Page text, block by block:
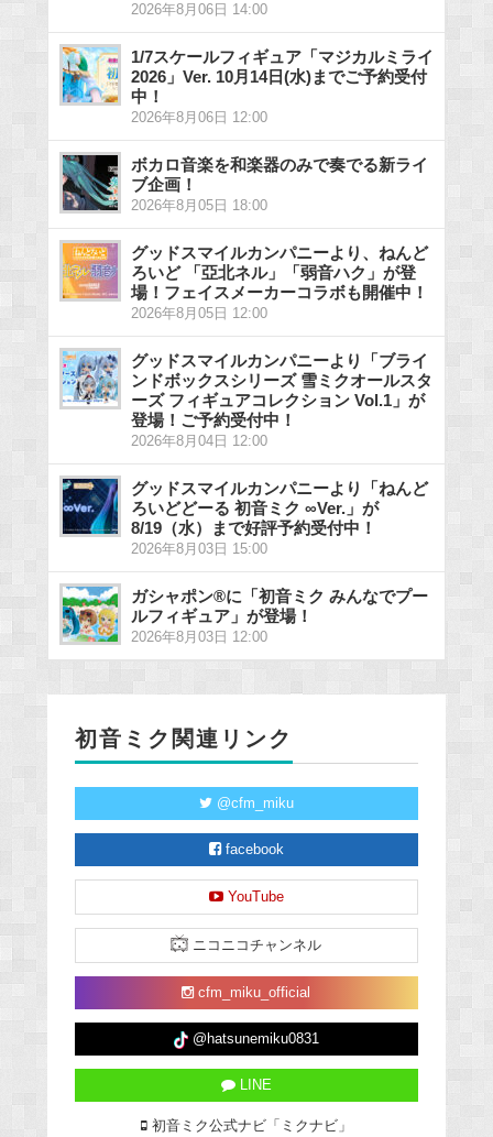
2026年8月06日 14:00
1/7スケールフィギュア「マジカルミライ
2026」Ver. 10月14日(水)までご予約受付
中！
2026年8月06日 12:00
ボカロ音楽を和楽器のみで奏でる新ライ
ブ企画！
2026年8月05日 18:00
グッドスマイルカンパニーより、ねんど
ろいど 「亞北ネル」「弱音ハク」が登
場！フェイスメーカーコラボも開催中！
2026年8月05日 12:00
グッドスマイルカンパニーより「ブライ
ンドボックスシリーズ 雪ミクオールスタ
ーズ フィギュアコレクション Vol.1」が
登場！ご予約受付中！
2026年8月04日 12:00
グッドスマイルカンパニーより「ねんど
ろいどどーる 初音ミク ∞Ver.」が
8/19（水）まで好評予約受付中！
2026年8月03日 15:00
ガシャポン®に「初音ミク みんなでプー
ルフィギュア」が登場！
2026年8月03日 12:00
初音ミク関連リンク
@cfm_miku
facebook
YouTube
ニコニコチャンネル
cfm_miku_official
@hatsunemiku0831
LINE
初音ミク公式ナビ「ミクナビ」